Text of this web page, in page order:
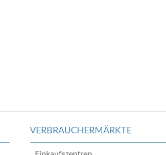
VERBRAUCHERMÄRKTE